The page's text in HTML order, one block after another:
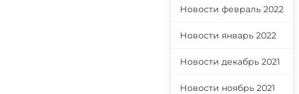
Новости февраль 2022
Новости январь 2022
Новости декабрь 2021
Новости ноябрь 2021